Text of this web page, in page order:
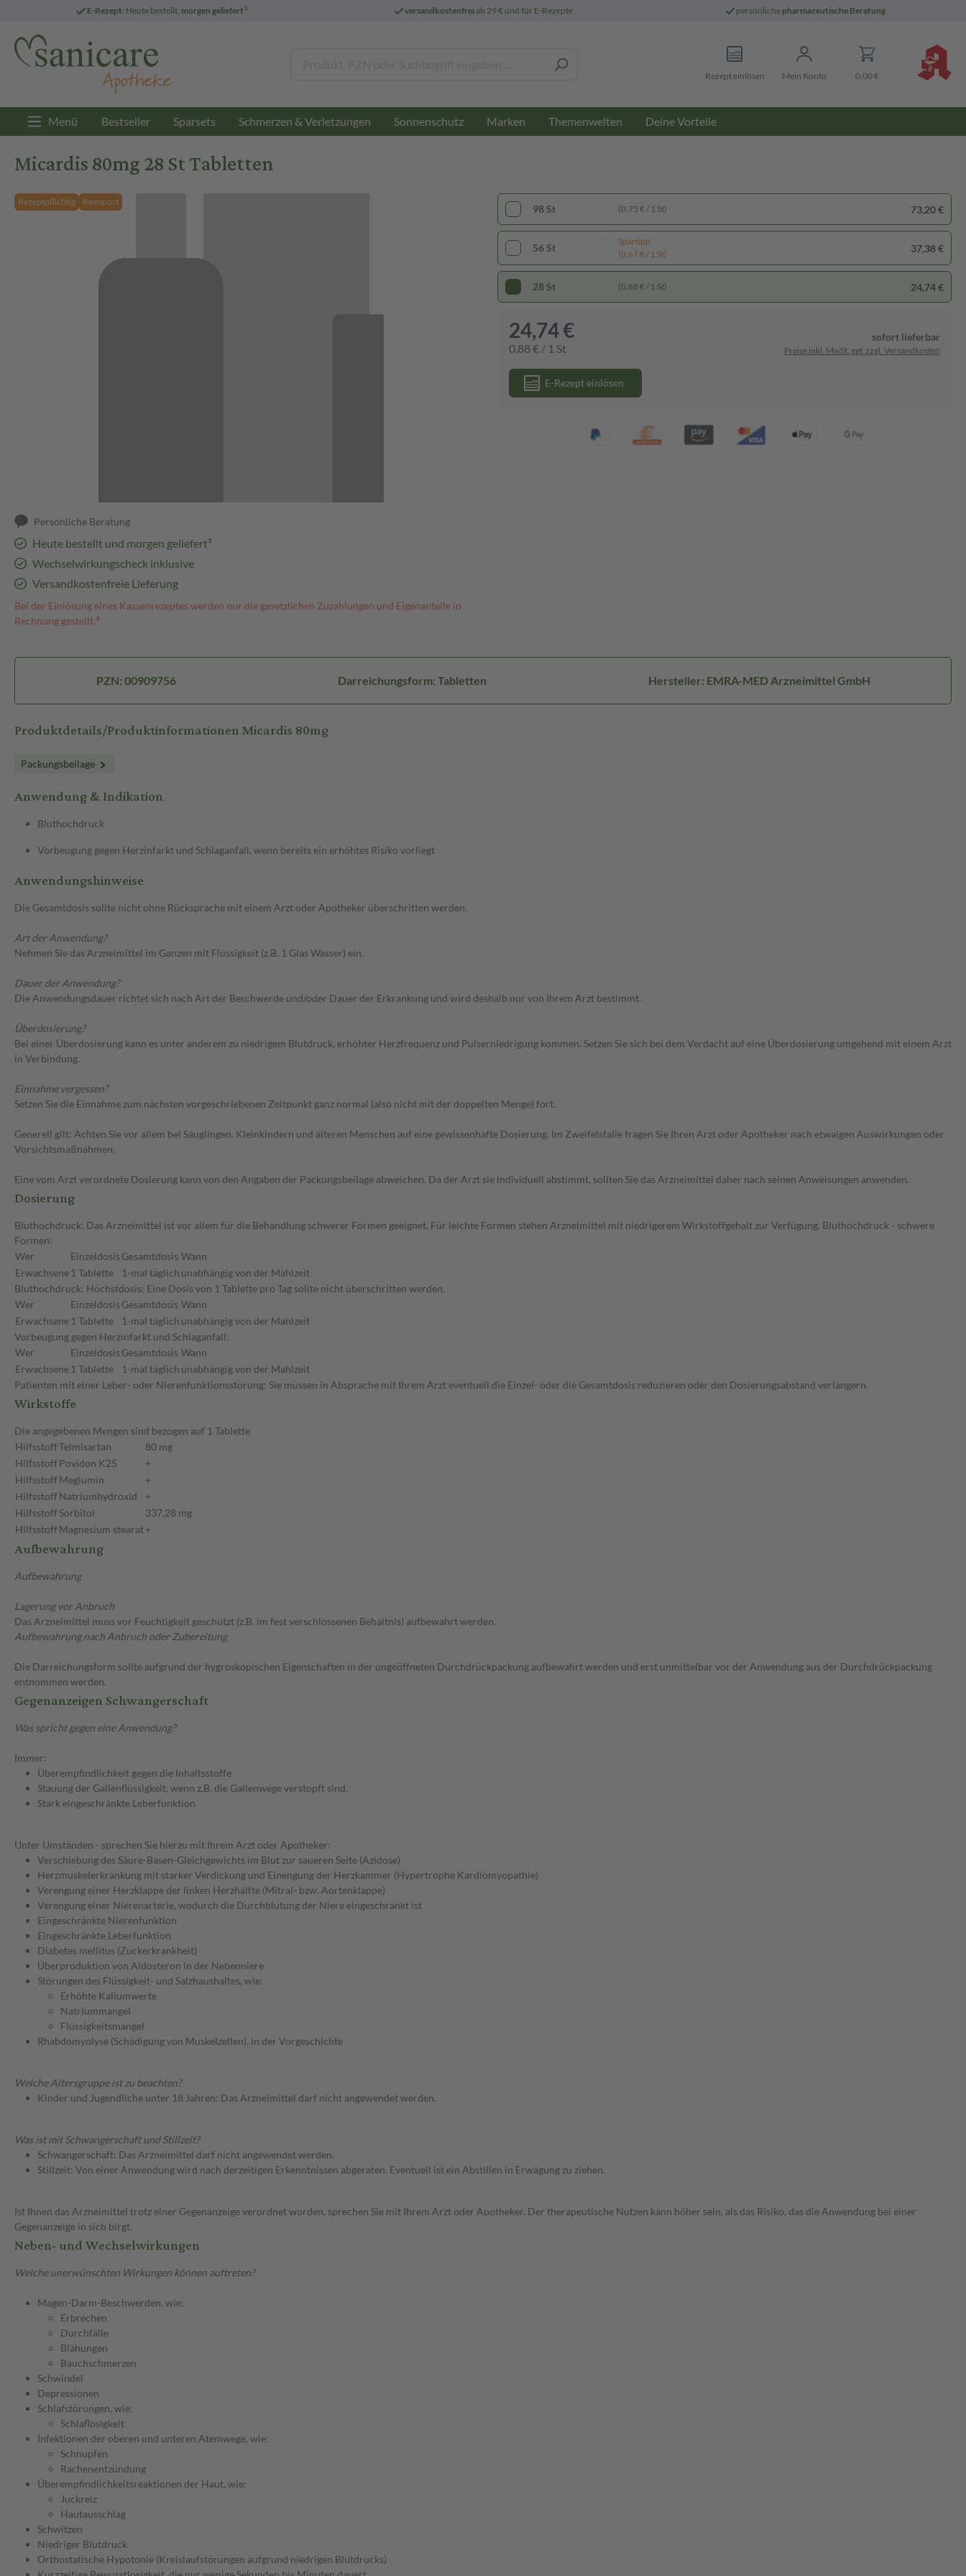
E-Rezept: Heute bestellt, morgen geliefert3 versandkostenfreiab 29 € und für E-Rezepte persönliche pharmazeutische Beratung
Rezept einlösen Mein Konto 0,00 €
Menü Bestseller Sparsets Schmerzen & Verletzungen Sonnenschutz Marken Themenwelten Deine Vorteile
Micardis 80mg 28 St Tabletten
Rezeptpflichtig Reimport
Persönliche Beratung
Heute bestellt und morgen geliefert³
Wechselwirkungscheck inklusive
Versandkostenfreie Lieferung
Bei der Einlösung eines Kassenrezeptes werden nur die gesetzlichen Zuzahlungen und Eigenanteile in
Rechnung gestellt.⁴
98 St (0,75 € / 1 St) 73,20 €
56 St
Spartipp
(0,67 € / 1 St)
37,38 €
28 St (0,88 € / 1 St) 24,74 €
24,74 €
0,88 € / 1 St
sofort lieferbar
Preise inkl. MwSt. ggf. zzgl. Versandkosten
E-Rezept einlösen
PZN: 00909756 Darreichungsform: Tabletten Hersteller: EMRA-MED Arzneimittel GmbH
Produktdetails/Produktinformationen Micardis 80mg
Packungsbeilage
Anwendung & Indikation
Bluthochdruck
Vorbeugung gegen Herzinfarkt und Schlaganfall, wenn bereits ein erhöhtes Risiko vorliegt
Anwendungshinweise
Die Gesamtdosis sollte nicht ohne Rücksprache mit einem Arzt oder Apotheker überschritten werden.
Art der Anwendung?
Nehmen Sie das Arzneimittel im Ganzen mit Flüssigkeit (z.B. 1 Glas Wasser) ein.
Dauer der Anwendung?
Die Anwendungsdauer richtet sich nach Art der Beschwerde und/oder Dauer der Erkrankung und wird deshalb nur von Ihrem Arzt bestimmt.
Überdosierung?
Bei einer Überdosierung kann es unter anderem zu niedrigem Blutdruck, erhöhter Herzfrequenz und Pulserniedrigung kommen. Setzen Sie sich bei dem Verdacht auf eine Überdosierung umgehend mit einem Arzt
in Verbindung.
Einnahme vergessen?
Setzen Sie die Einnahme zum nächsten vorgeschriebenen Zeitpunkt ganz normal (also nicht mit der doppelten Menge) fort.
Generell gilt: Achten Sie vor allem bei Säuglingen, Kleinkindern und älteren Menschen auf eine gewissenhafte Dosierung. Im Zweifelsfalle fragen Sie Ihren Arzt oder Apotheker nach etwaigen Auswirkungen oder
Vorsichtsmaßnahmen.
Eine vom Arzt verordnete Dosierung kann von den Angaben der Packungsbeilage abweichen. Da der Arzt sie individuell abstimmt, sollten Sie das Arzneimittel daher nach seinen Anweisungen anwenden.
Dosierung
Bluthochdruck: Das Arzneimittel ist vor allem für die Behandlung schwerer Formen geeignet. Für leichte Formen stehen Arzneimittel mit niedrigerem Wirkstoffgehalt zur Verfügung. Bluthochdruck - schwere
Formen:
Wer
Einzeldosis Gesamtdosis Wann
Erwachsene 1 Tablette 1-mal täglich unabhängig von der Mahlzeit
Bluthochdruck: Höchstdosis: Eine Dosis von 1 Tablette pro Tag sollte nicht überschritten werden.
Wer
Einzeldosis Gesamtdosis Wann
Erwachsene 1 Tablette 1-mal täglich unabhängig von der Mahlzeit
Vorbeugung gegen Herzinfarkt und Schlaganfall:
Wer
Einzeldosis Gesamtdosis Wann
Erwachsene 1 Tablette 1-mal täglich unabhängig von der Mahlzeit
Patienten mit einer Leber- oder Nierenfunktionsstörung: Sie müssen in Absprache mit Ihrem Arzt eventuell die Einzel- oder die Gesamtdosis reduzieren oder den Dosierungsabstand verlängern.
Wirkstoffe
Die angegebenen Mengen sind bezogen auf 1 Tablette
HilfsstoffTelmisartan
80 mg
HilfsstoffPovidon K25
+
HilfsstoffMeglumin
+
HilfsstoffNatriumhydroxid
+
HilfsstoffSorbitol
337,28 mg
HilfsstoffMagnesium stearat+
Aufbewahrung
Aufbewahrung
Lagerung vor Anbruch
Das Arzneimittel muss vor Feuchtigkeit geschützt (z.B. im fest verschlossenen Behältnis) aufbewahrt werden.
Aufbewahrung nach Anbruch oder Zubereitung
Die Darreichungsform sollte aufgrund der hygroskopischen Eigenschaften in der ungeöffneten Durchdrückpackung aufbewahrt werden und erst unmittelbar vor der Anwendung aus der Durchdrückpackung
entnommen werden.
Gegenanzeigen Schwangerschaft
Was spricht gegen eine Anwendung?
Immer:
Überempfindlichkeit gegen die Inhaltsstoffe
Stauung der Gallenflüssigkeit, wenn z.B. die Gallenwege verstopft sind.
Stark eingeschränkte Leberfunktion
Unter Umständen - sprechen Sie hierzu mit Ihrem Arzt oder Apotheker:
Verschiebung des Säure-Basen-Gleichgewichts im Blut zur saueren Seite (Azidose)
Herzmuskelerkrankung mit starker Verdickung und Einengung der Herzkammer (Hypertrophe Kardiomyopathie)
Verengung einer Herzklappe der linken Herzhälfte (Mitral- bzw. Aortenklappe)
Verengung einer Nierenarterie, wodurch die Durchblutung der Niere eingeschränkt ist
Eingeschränkte Nierenfunktion
Eingeschränkte Leberfunktion
Diabetes mellitus (Zuckerkrankheit)
Überproduktion von Aldosteron in der Nebenniere
Störungen des Flüssigkeit- und Salzhaushaltes, wie:
Erhöhte Kaliumwerte
Natriummangel
Flüssigkeitsmangel
Rhabdomyolyse (Schädigung von Muskelzellen), in der Vorgeschichte
Welche Altersgruppe ist zu beachten?
Kinder und Jugendliche unter 18 Jahren: Das Arzneimittel darf nicht angewendet werden.
Was ist mit Schwangerschaft und Stillzeit?
Schwangerschaft: Das Arzneimittel darf nicht angewendet werden.
Stillzeit: Von einer Anwendung wird nach derzeitigen Erkenntnissen abgeraten. Eventuell ist ein Abstillen in Erwägung zu ziehen.
Ist Ihnen das Arzneimittel trotz einer Gegenanzeige verordnet worden, sprechen Sie mit Ihrem Arzt oder Apotheker. Der therapeutische Nutzen kann höher sein, als das Risiko, das die Anwendung bei einer
Gegenanzeige in sich birgt.
Neben- und Wechselwirkungen
Welche unerwünschten Wirkungen können auftreten?
Magen-Darm-Beschwerden, wie:
Erbrechen
Durchfälle
Blähungen
Bauchschmerzen
Schwindel
Depressionen
Schlafstörungen, wie:
Schlaflosigkeit
Infektionen der oberen und unteren Atemwege, wie:
Schnupfen
Rachenentzündung
Überempfindlichkeitsreaktionen der Haut, wie:
Juckreiz
Hautausschlag
Schwitzen
Niedriger Blutdruck
Orthostatische Hypotonie (Kreislaufstörungen aufgrund niedrigen Blutdrucks)